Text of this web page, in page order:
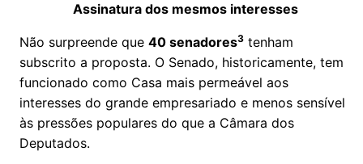
Assinatura dos mesmos interesses
Não surpreende que 40 senadores3 tenham
subscrito a proposta. O Senado, historicamente, tem
funcionado como Casa mais permeável aos
interesses do grande empresariado e menos sensível
às pressões populares do que a Câmara dos
Deputados.